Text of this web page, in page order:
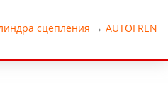
сцепления → AUTOFREN